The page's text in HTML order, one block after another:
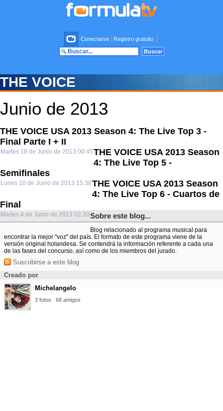
Conectarse | Registro gratuito
THE VOICE
Junio de 2013
THE VOICE USA 2013 Season 4: The Live Top 3 -
Final Parte I + II
Martes 18 de Junio de 2013 00:45THE VOICE USA 2013 Season
4: The Live Top 5 -
Semifinales
Lunes 10 de Junio de 2013 15:38THE VOICE USA 2013 Season
4: The Live Top 6 - Cuartos de
Final
Martes 4 de Junio de 2013 02:20Sobre este blog...
Blog relacionado al programa musical para
encontrar la mejor "voz" del país. El formato de este programa viene de la
versión original holandesa. Se contendrá la información referente a cada una
de las fases del concurso, así como de los miembros del jurado.
Suscribirse a este blog
Creado por
Michelangelo
3 fotos 68 amigos